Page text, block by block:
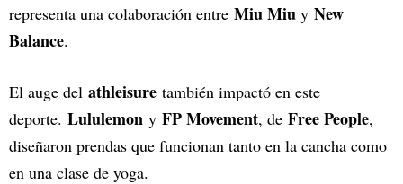
representa una colaboración entre Miu Miu y New
Balance.
El auge del athleisure también impactó en este
deporte. Lululemon y FP Movement, de Free People,
diseñaron prendas que funcionan tanto en la cancha como
en una clase de yoga.